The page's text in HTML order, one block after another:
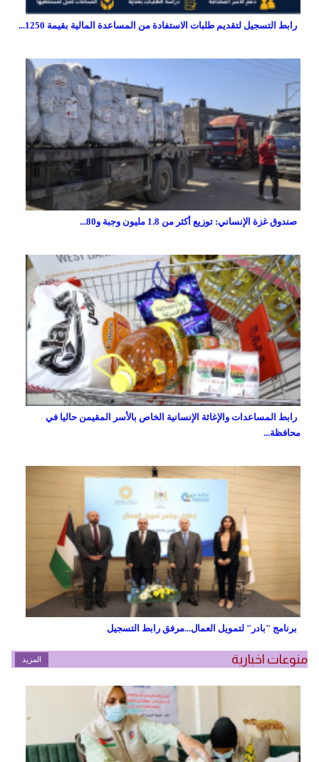
رابط التسجيل لتقديم طلبات الاستفادة من المساعدة المالية بقيمة 1250...
صندوق غزة الإنساني: توزيع أكثر من 1.8 مليون وجبة و80...
رابط المساعدات والإغاثة الإنسانية الخاص بالأسر المقيمن حاليا في
محافظة...
برنامج "بادر" لتمويل العمال...مرفق رابط التسجيل
منوعات اخبارية المزيد